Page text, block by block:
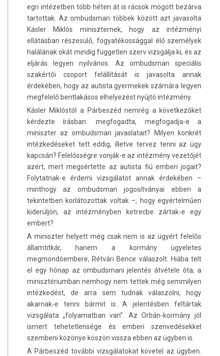
egri intézetben több héten át is rácsok mögött bezárva
tartottak. Az ombudsman többek között azt javasolta
Kásler Miklós miniszternek, hogy az intézményi
ellátásban részesülő, fogyatékossággal élő személyek
halálának okát mindig független szerv vizsgálja ki, és az
eljárás legyen nyilvános. Az ombudsman speciális
szakértői csoport felállítását is javasolta annak
érdekében, hogy az autista gyermekek számára legyen
megfelelő bentlakásos elhelyezést nyújtó intézmény.
Kásler Miklóstól a Párbeszéd nemrég a következőket
kérdezte írásban: megfogadta, megfogadja-e a
miniszter az ombudsman javaslatait? Milyen konkrét
intézkedéseket tett eddig, illetve tervez tenni az ügy
kapcsán? Felelősségre vonják-e az intézmény vezetőjét
azért, mert megsértette az autista fiú emberi jogait?
Folytatnak-e érdemi vizsgálatot annak érdekében –
minthogy az ombudsman jogosítványai ebben a
tekintetben korlátozottak voltak –, hogy egyértelműen
kiderüljön, az intézményben ketrecbe zártak-e egy
embert?
A miniszter helyett még csak nem is az ügyért felelős
államtitkár, hanem a kormány ügyeletes
megmondóembere, Rétvári Bence válaszolt. Hiába telt
el egy hónap az ombudsmani jelentés átvétele óta, a
minisztériumban nemhogy nem tettek még semmilyen
intézkedést, de arra sem tudnak válaszolni, hogy
akarnak-e tenni bármit is. A jelentésben feltártak
vizsgálata „folyamatban van”. Az Orbán-kormány jól
ismert tehetetlensége és emberi szenvedésekkel
szembeni közönye köszön vissza ebben az ügyben is.
A Párbeszéd további vizsgálatokat követel az ügyben.